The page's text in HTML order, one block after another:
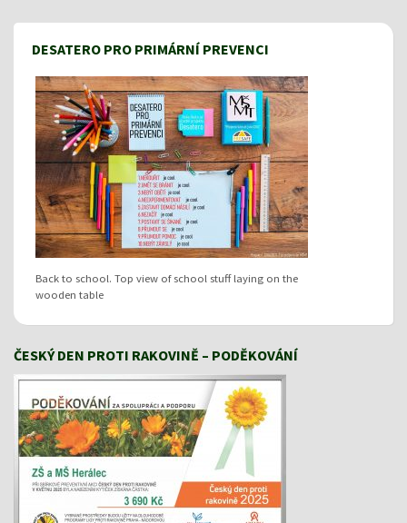
DESATERO PRO PRIMÁRNÍ PREVENCI
Back to school. Top view of school stuff laying on the
wooden table
ČESKÝ DEN PROTI RAKOVINĚ – PODĚKOVÁNÍ